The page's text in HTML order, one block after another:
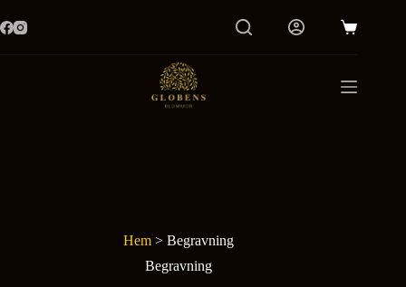
till
innehåll
Varukorg
Hem >Begravning
Begravning